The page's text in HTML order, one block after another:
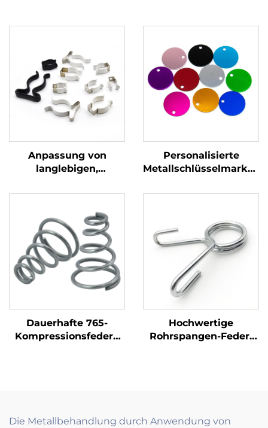
Anpassung von
langlebigen,
U-förmigen
Chromnickel
beschichtet,
Rohrspangen zur
Rohrbefestigung
Personalisierte
Metallschlüsselmarken
Blöcke Marken mit
Gravierlogo
Dauerhafte 765-
Kompressionsfedern
Hochwertige
Rohrspangen-Feder-
Die Metallbehandlung durch Anwendung von